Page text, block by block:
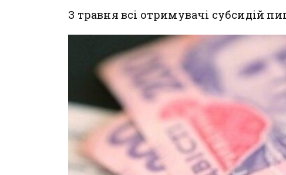
З травня всі отримувачі субсидій